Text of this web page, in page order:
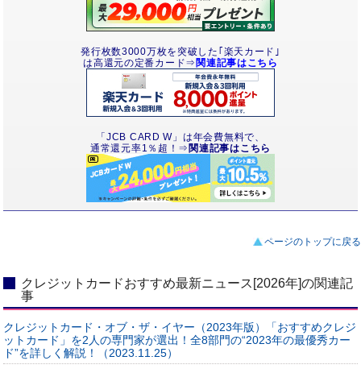
発行枚数3000万枚を突破した｢楽天カード｣
は高還元の定番カード⇒ 関連記事はこちら
「JCB CARD W」は年会費無料で、
通常還元率1％超！⇒ 関連記事はこちら
ページのトップに戻る
クレジットカードおすすめ最新ニュース[2026年]の関連記
事
クレジットカード・オブ・ザ・イヤー（2023年版）「おすすめクレジ
ットカード」を2人の専門家が選出！全8部門の“2023年の最優秀カー
ド”を詳しく解説！（2023.11.25）